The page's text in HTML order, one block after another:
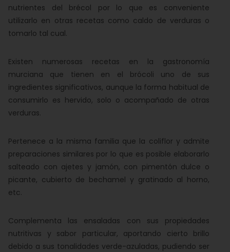
nutrientes del brécol por lo que es conveniente
utilizarlo en otras recetas como caldo de verduras o
tomarlo tal cual.
Existen numerosas recetas en la gastronomía
murciana que tienen en el brócoli uno de sus
ingredientes significativos, aunque la forma habitual de
consumirlo es hervido, solo o acompañado de otras
verduras.
Pertenece a la misma familia que la coliflor y admite
preparaciones similares por lo que es posible elaborarlo
salteado con ajetes y jamón, con pimentón dulce o
picante, cubierto de bechamel y gratinado al horno,
etc.
Complementa las ensaladas con sus propiedades
nutritivas y sabor particular, aportando cierto brillo
debido a sus tonalidades verde-azuladas, pudiendo ser